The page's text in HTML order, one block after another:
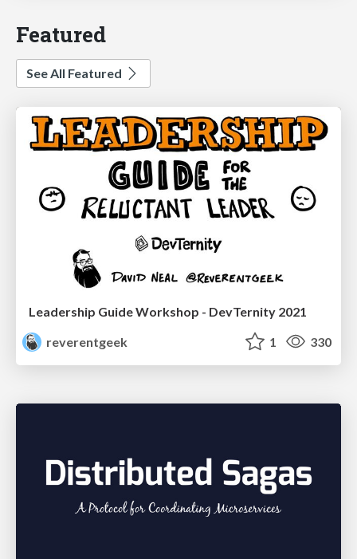
Featured
See All Featured
Leadership Guide Workshop - DevTernity 2021
reverentgeek
1 330